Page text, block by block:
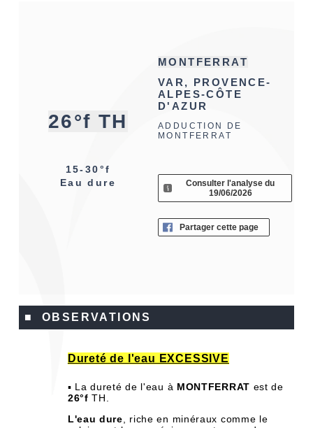
26°f TH
15-30°f
Eau dure
MONTFERRAT
VAR, PROVENCE-
ALPES-CÔTE
D'AZUR
ADDUCTION DE
MONTFERRAT
Consulter l'analyse du
19/06/2026
Partager cette page
■ OBSERVATIONS
Dureté de l'eau EXCESSIVE
▪ La dureté de l'eau à MONTFERRAT est de
26°f TH.
L'eau dure , riche en minéraux comme le